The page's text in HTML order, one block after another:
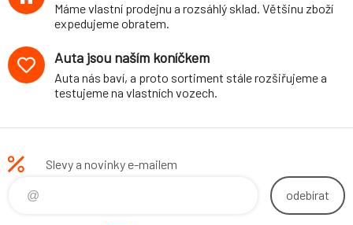
Máme vlastní prodejnu a rozsáhlý sklad. Většinu zboží
expedujeme obratem.
Auta jsou naším koníčkem
Auta nás baví, a proto sortiment stále rozšiřujeme a
testujeme na vlastních vozech.
Slevy a novinky e-mailem
odebírat